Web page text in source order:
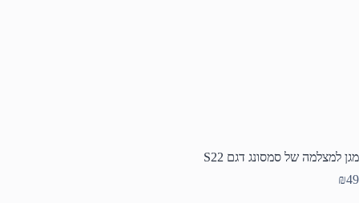
מגן למצלמה של סמסונג דגם S22
₪49